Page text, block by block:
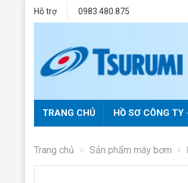
Hỗ trợ 0983.480.875
TRANG CHỦ HỒ SƠ CÔNG TY
Trang chủ » Sản phẩm máy bơm »